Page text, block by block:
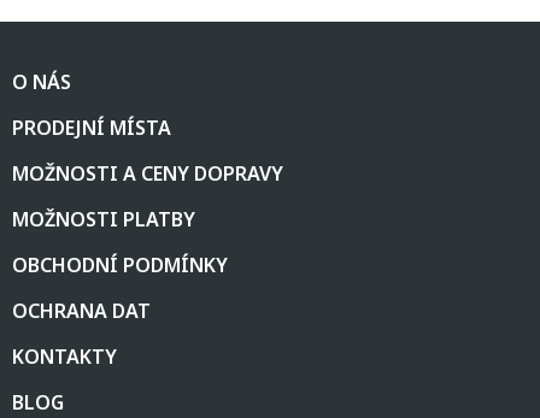
pO NÁS
PRODEJNÍ MÍSTA
MOŽNOSTI A CENY DOPRAVY
MOŽNOSTI PLATBY
OBCHODNÍ PODMÍNKY
OCHRANA DAT
KONTAKTY
BLOG